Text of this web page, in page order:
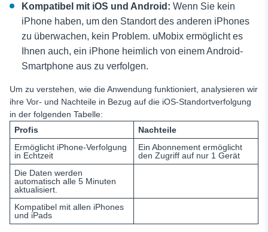
Kompatibel mit iOS und Android: Wenn Sie kein
iPhone haben, um den Standort des anderen iPhones
zu überwachen, kein Problem. uMobix ermöglicht es
Ihnen auch, ein iPhone heimlich von einem Android-
Smartphone aus zu verfolgen.
Um zu verstehen, wie die Anwendung funktioniert, analysieren wir
ihre Vor- und Nachteile in Bezug auf die iOS-Standortverfolgung
in der folgenden Tabelle:
Profis
Nachteile
Ermöglicht iPhone-Verfolgung
in Echtzeit
Ein Abonnement ermöglicht
den Zugriff auf nur 1 Gerät
Die Daten werden
automatisch alle 5 Minuten
aktualisiert.
Kompatibel mit allen iPhones
und iPads